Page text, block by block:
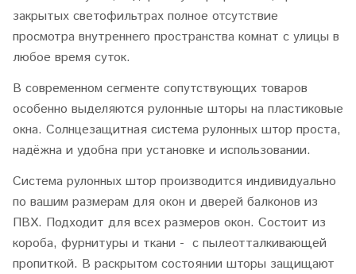
закрытых светофильтрах полное отсутствие
просмотра внутреннего пространства комнат с улицы в
любое время суток.
В современном сегменте сопутствующих товаров
особенно выделяются рулонные шторы на пластиковые
окна. Солнцезащитная система рулонных штор проста,
надёжна и удобна при установке и использовании.
Система рулонных штор производится индивидуально
по вашим размерам для окон и дверей балконов из
ПВХ. Подходит для всех размеров окон. Состоит из
короба, фурнитуры и ткани - с пылеотталкивающей
пропиткой. В раскрытом состоянии шторы защищают